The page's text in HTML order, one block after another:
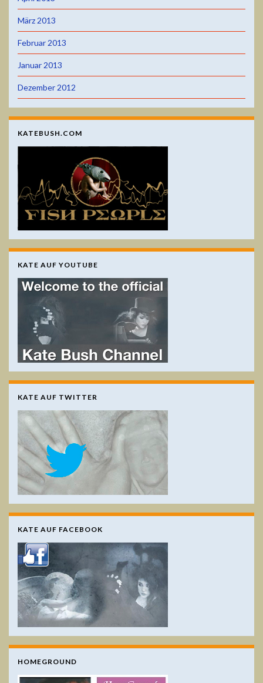
März 2013
Februar 2013
Januar 2013
Dezember 2012
KATEBUSH.COM
KATE AUF YOUTUBE
KATE AUF TWITTER
KATE AUF FACEBOOK
HOMEGROUND